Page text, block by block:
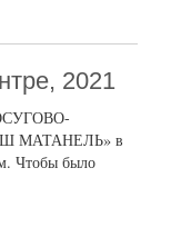
2021
МАТАНЕЛЬ» в
Чтобы было